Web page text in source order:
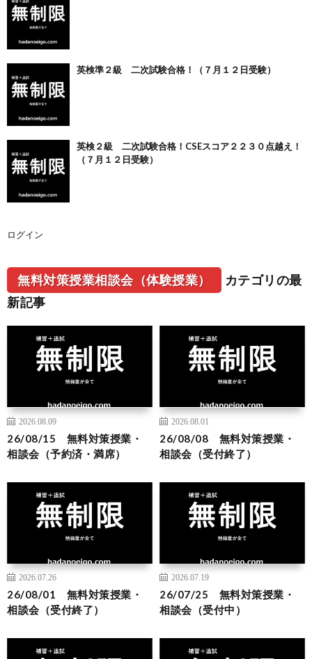
英検準２級 二次試験合格！（７月１２日受験）
英検２級 二次試験合格！CSEスコア２２３０点越え！
（７月１２日受験）
ログイン
無料対策授業相談会（体験授業）
カテゴリの最
新記事
2026.08.09
26/08/15 無料対策授業・
相談会（予約済・満席）
2026.08.01
26/08/08 無料対策授業・
相談会（受付終了）
2026.07.26
26/08/01 無料対策授業・
相談会（受付終了）
2026.07.19
26/07/25 無料対策授業・
相談会（受付中）